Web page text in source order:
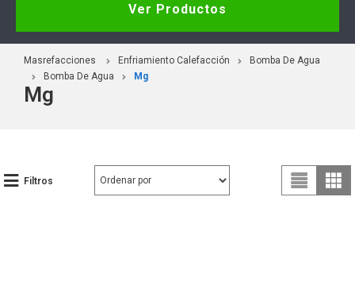
Ver Productos
Masrefacciones Enfriamiento Calefacción
Bomba De Agua
Bomba De Agua
Mg
Mg
Filtros